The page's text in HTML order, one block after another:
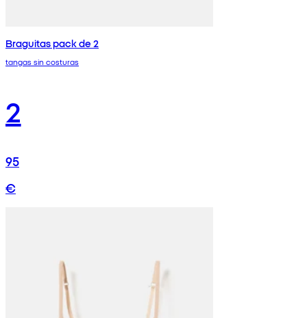
Braguitas pack de 2
tangas sin costuras
2
95
€